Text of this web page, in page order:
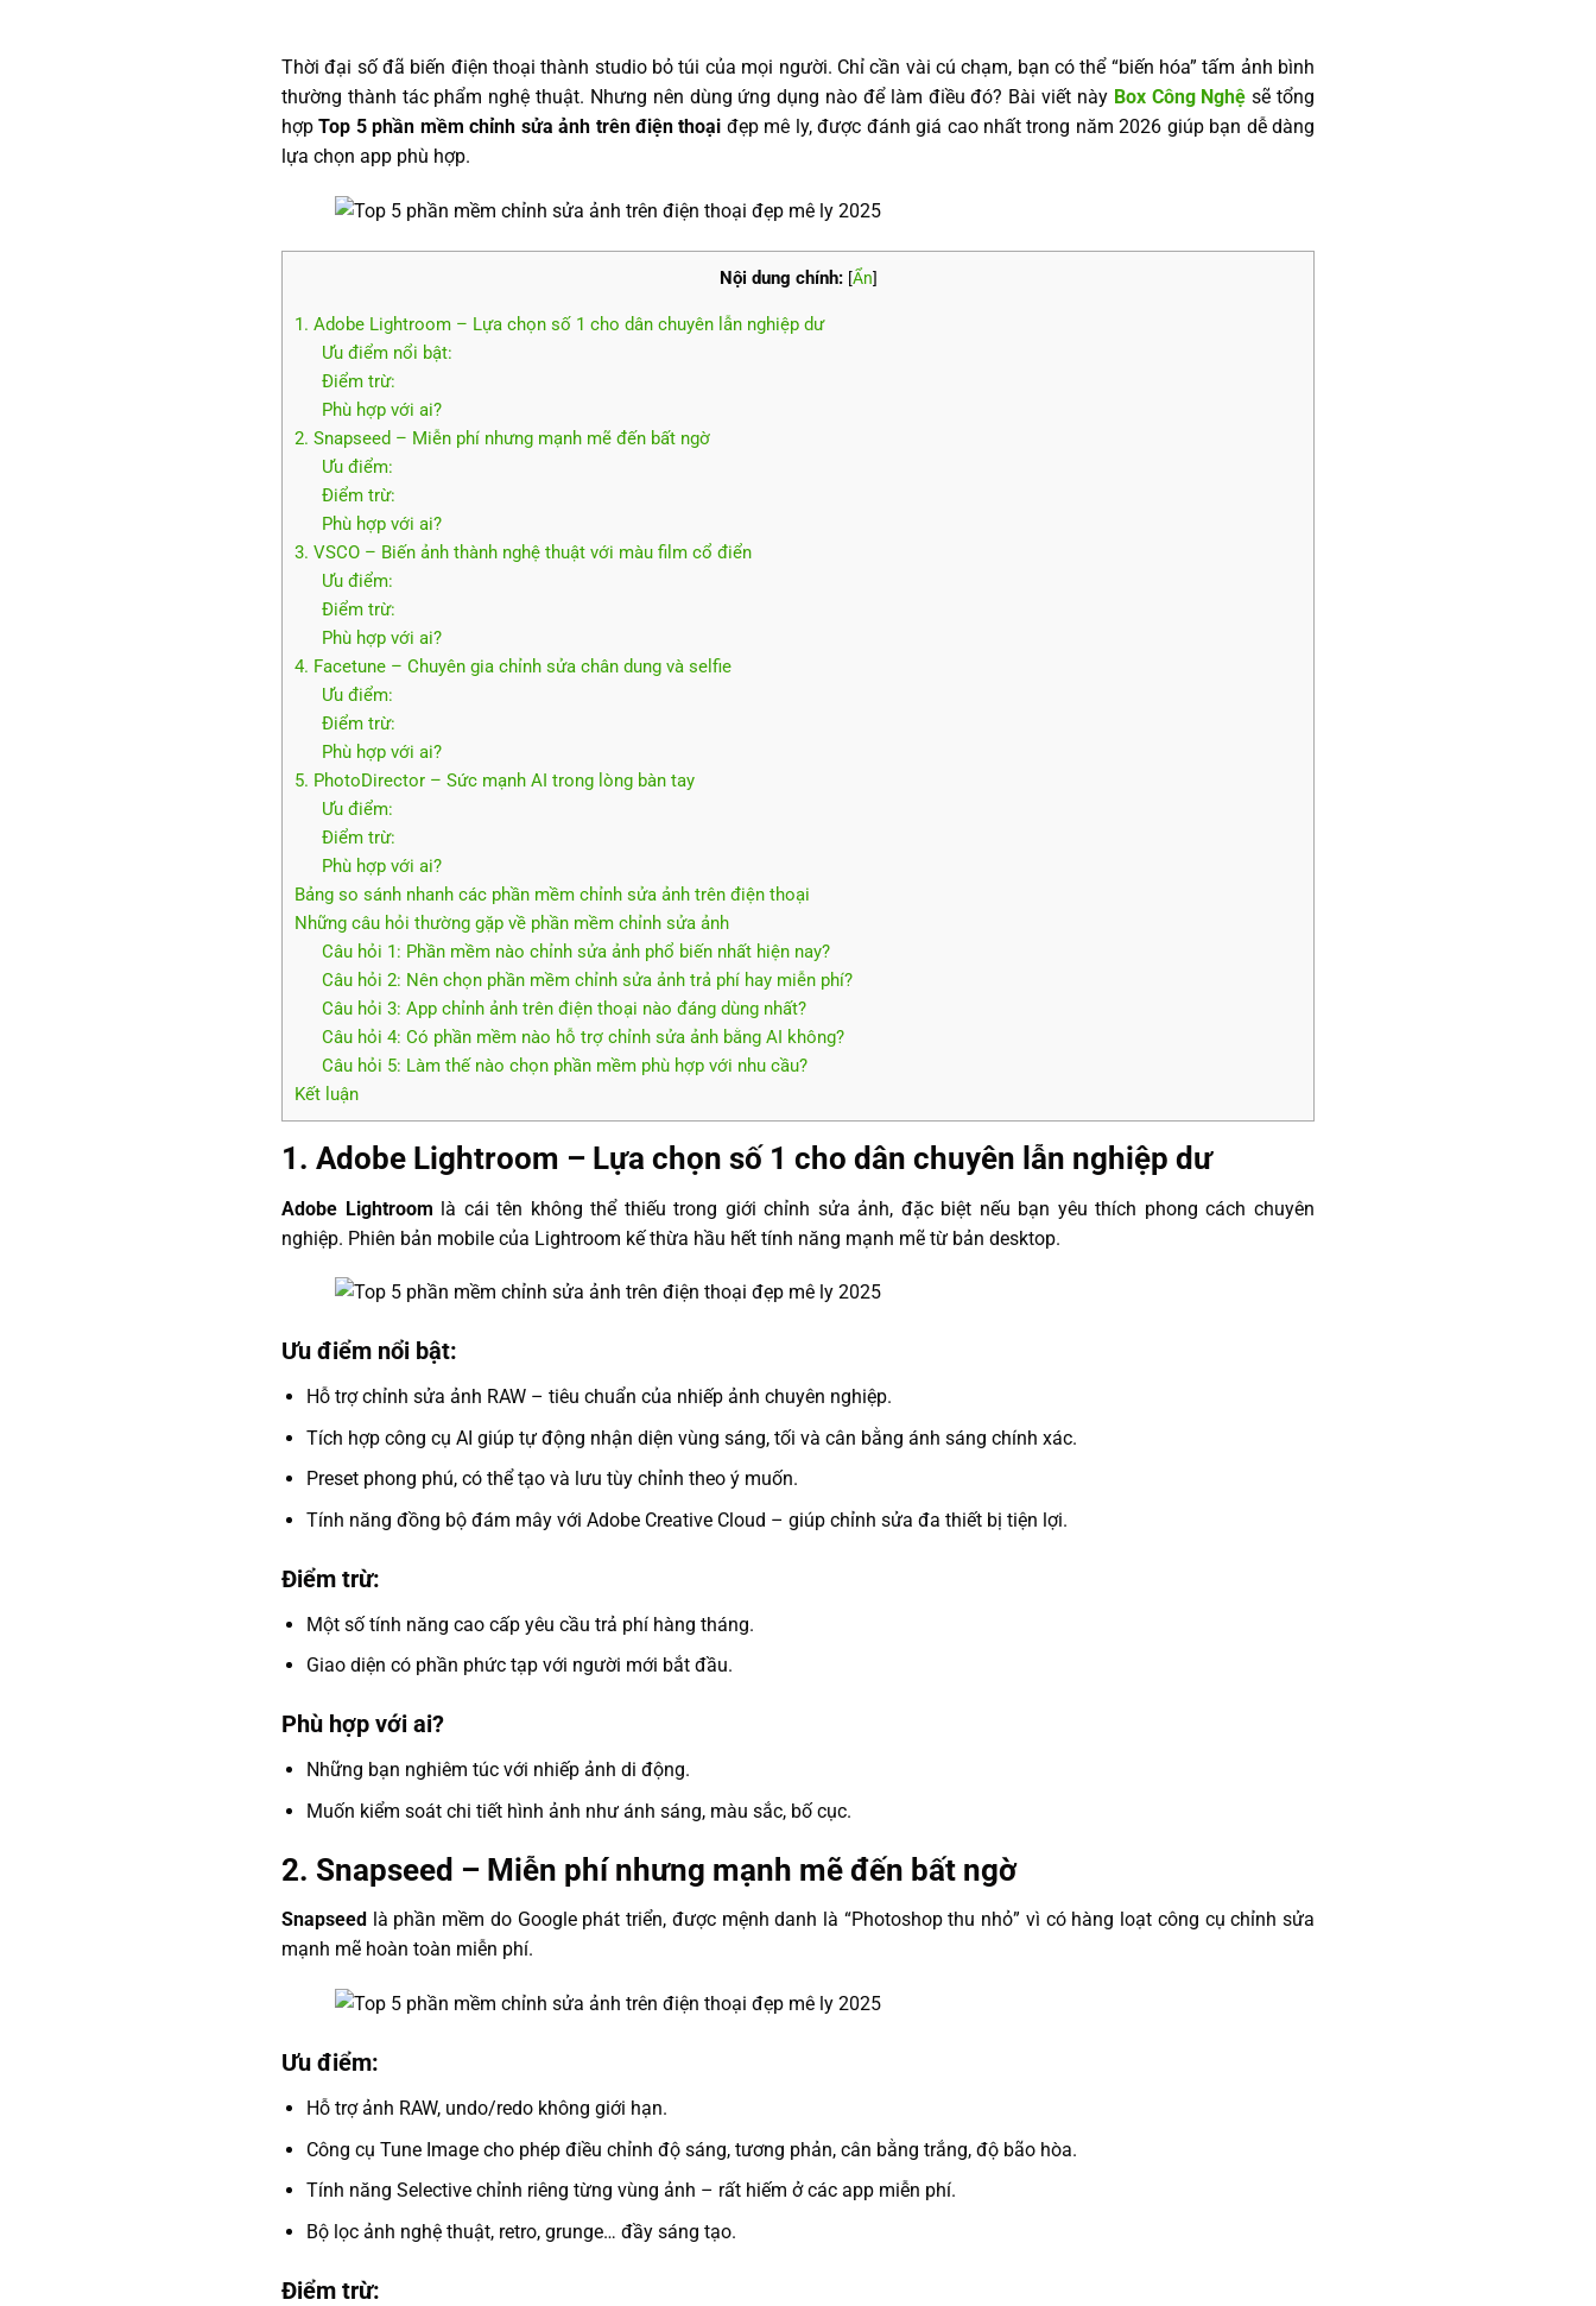
Thời đại số đã biến điện thoại thành studio bỏ túi của mọi người. Chỉ cần vài cú chạm, bạn có thể “biến hóa” tấm ảnh bình
thường thành tác phẩm nghệ thuật. Nhưng nên dùng ứng dụng nào để làm điều đó? Bài viết này Box Công Nghệ sẽ tổng
hợpTop 5 phần mềm chỉnh sửa ảnh trên điện thoại đẹp mê ly, được đánh giá cao nhất trong năm 2026 giúp bạn dễ dàng
lựa chọn app phù hợp.
Nội dung chính: [Ẩn]
1. Adobe Lightroom – Lựa chọn số 1 cho dân chuyên lẫn nghiệp dư
Ưu điểm nổi bật:
Điểm trừ:
Phù hợp với ai?
2. Snapseed – Miễn phí nhưng mạnh mẽ đến bất ngờ
Ưu điểm:
Điểm trừ:
Phù hợp với ai?
3. VSCO – Biến ảnh thành nghệ thuật với màu film cổ điển
Ưu điểm:
Điểm trừ:
Phù hợp với ai?
4. Facetune – Chuyên gia chỉnh sửa chân dung và selfie
Ưu điểm:
Điểm trừ:
Phù hợp với ai?
5. PhotoDirector – Sức mạnh AI trong lòng bàn tay
Ưu điểm:
Điểm trừ:
Phù hợp với ai?
Bảng so sánh nhanh các phần mềm chỉnh sửa ảnh trên điện thoại
Những câu hỏi thường gặp về phần mềm chỉnh sửa ảnh
Câu hỏi 1: Phần mềm nào chỉnh sửa ảnh phổ biến nhất hiện nay?
Câu hỏi 2: Nên chọn phần mềm chỉnh sửa ảnh trả phí hay miễn phí?
Câu hỏi 3: App chỉnh ảnh trên điện thoại nào đáng dùng nhất?
Câu hỏi 4: Có phần mềm nào hỗ trợ chỉnh sửa ảnh bằng AI không?
Câu hỏi 5: Làm thế nào chọn phần mềm phù hợp với nhu cầu?
Kết luận
1. Adobe Lightroom – Lựa chọn số 1 cho dân chuyên lẫn nghiệp dư
Adobe Lightroom là cái tên không thể thiếu trong giới chỉnh sửa ảnh, đặc biệt nếu bạn yêu thích phong cách chuyên
nghiệp. Phiên bản mobile của Lightroom kế thừa hầu hết tính năng mạnh mẽ từ bản desktop.
Ưu điểm nổi bật:
Hỗ trợ chỉnh sửa ảnh RAW – tiêu chuẩn của nhiếp ảnh chuyên nghiệp.
Tích hợp công cụ AI giúp tự động nhận diện vùng sáng, tối và cân bằng ánh sáng chính xác.
Preset phong phú, có thể tạo và lưu tùy chỉnh theo ý muốn.
Tính năng đồng bộ đám mây với Adobe Creative Cloud – giúp chỉnh sửa đa thiết bị tiện lợi.
Điểm trừ:
Một số tính năng cao cấp yêu cầu trả phí hàng tháng.
Giao diện có phần phức tạp với người mới bắt đầu.
Phù hợp với ai?
Những bạn nghiêm túc với nhiếp ảnh di động.
Muốn kiểm soát chi tiết hình ảnh như ánh sáng, màu sắc, bố cục.
2. Snapseed – Miễn phí nhưng mạnh mẽ đến bất ngờ
Snapseed
là phần mềm do Google phát triển, được mệnh danh là “Photoshop thu nhỏ” vì có hàng loạt công cụ chỉnh sửa
mạnh mẽ hoàn toàn miễn phí.
Ưu điểm:
Hỗ trợ ảnh RAW, undo/redo không giới hạn.
Công cụ Tune Image cho phép điều chỉnh độ sáng, tương phản, cân bằng trắng, độ bão hòa.
Tính năng Selective chỉnh riêng từng vùng ảnh – rất hiếm ở các app miễn phí.
Bộ lọc ảnh nghệ thuật, retro, grunge… đầy sáng tạo.
Điểm trừ: